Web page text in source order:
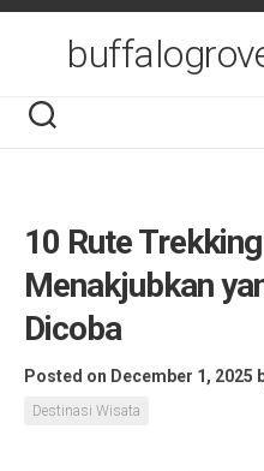
Skip
10 Rute
Menakjubkan
Dicoba
Posted on December 1, 2025
Destinasi Wisata